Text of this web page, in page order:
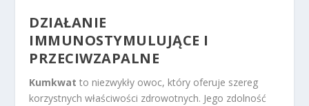
DZIAŁANIE
IMMUNOSTYMULUJĄCE I
PRZECIWZAPALNE
Kumkwat to niezwykły owoc, który oferuje szereg
korzystnych właściwości zdrowotnych. Jego zdolność